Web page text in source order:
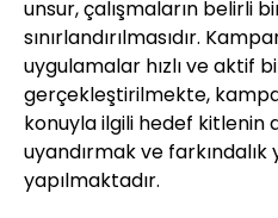
unsur, çalışmaların belirli
sınırlandırılmasıdır.
uygulamalar hızlı ve aktif
gerçekleştirilmekte,
konuyla ilgili hedef kitlenin
uyandırmak ve
yapılmaktadır.